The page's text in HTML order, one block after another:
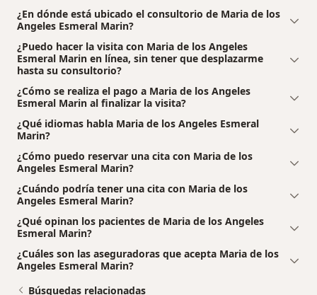
¿En dónde está ubicado el consultorio de Maria de los
Angeles Esmeral Marin?
¿Puedo hacer la visita con Maria de los Angeles
Esmeral Marin en línea, sin tener que desplazarme
hasta su consultorio?
¿Cómo se realiza el pago a Maria de los Angeles
Esmeral Marin al finalizar la visita?
¿Qué idiomas habla Maria de los Angeles Esmeral
Marin?
¿Cómo puedo reservar una cita con Maria de los
Angeles Esmeral Marin?
¿Cuándo podría tener una cita con Maria de los
Angeles Esmeral Marin?
¿Qué opinan los pacientes de Maria de los Angeles
Esmeral Marin?
¿Cuáles son las aseguradoras que acepta Maria de los
Angeles Esmeral Marin?
Búsquedas relacionadas